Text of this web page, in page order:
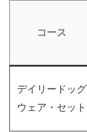
コース
デイリードッグ
ウェア・セット